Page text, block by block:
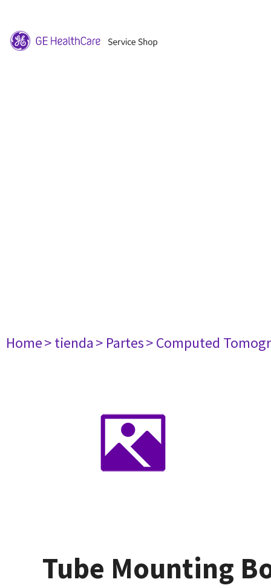
Home> tienda> Partes> Computed
Tube Mounting